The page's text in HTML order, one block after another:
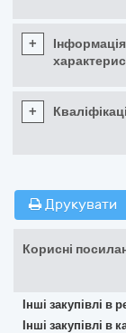
+
Інформація
+
Друкувати
Корисні
Інші закупівлі в
Інші закупівлі в